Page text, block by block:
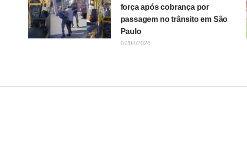
força após cobrança por
passagem no trânsito em São
Paulo
07/08/2026